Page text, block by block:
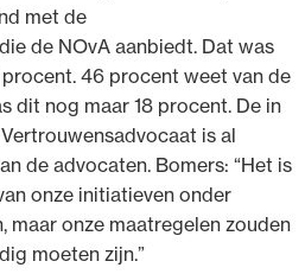
met de
de NOvA aanbiedt. Dat was
46 procent weet van de
dit nog maar 18 procent. De in
is al
de advocaten. Bomers: “Het is
onze initiatieven onder
maar onze maatregelen zouden
moeten zijn.”